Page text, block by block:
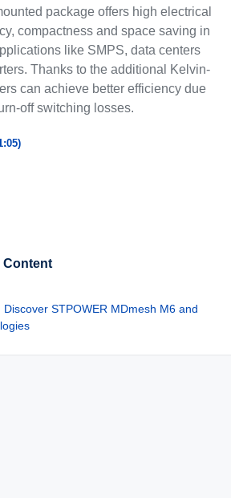
package offers high electrical
compactness and space saving in
like SMPS, data centers
Thanks to the additional Kelvin-
can achieve better efficiency due
off switching losses.
Content
STPOWER MDmesh M6 and